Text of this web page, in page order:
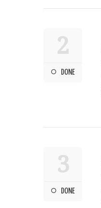
2
DONE
3
DONE